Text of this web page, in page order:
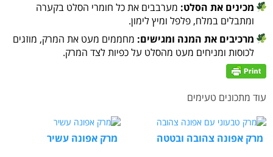
מכינים את הסלט: מערבבים את כל חומרי הסלט בקערה
ומתבלים במלח, פלפל ומיץ לימון.
מרכיבים את המנה ומגישים: מחממים מעט את המרק, מוזגים
לכוסות ומניחים מעט מהסלט על כפיות לצד המרק.
עוד מתכונים טעימים
מרק אפונה צהובה ובטטה מרק אפונה עשיר